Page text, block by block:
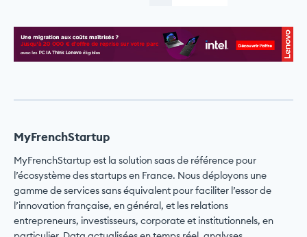
MyFrenchStartup
MyFrenchStartup est la solution saas de référence pour
l’écosystème des startups en France. Nous déployons une
gamme de services sans équivalent pour faciliter l’essor de
l’innovation française, en général, et les relations
entrepreneurs, investisseurs, corporate et institutionnels, en